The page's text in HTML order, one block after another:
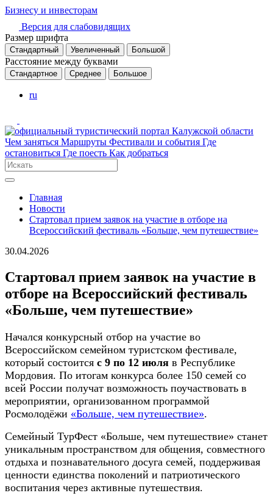
Бизнесу и инвесторам
Версия для слабовидящих
Размер шрифта
Стандартный Увеличенный Большой
Расстояние между буквами
Стандартное Среднее Большое
ru
Чем заняться Маршруты Фестивали и события Где
остановиться Где поесть Как добраться
Главная
Новости
Стартовал прием заявок на участие в отборе на
Всероссийский фестиваль «Больше, чем путешествие»
30.04.2026
Стартовал прием заявок на участие в
отборе на Всероссийский фестиваль
«Больше, чем путешествие»
Начался конкурсный отбор на участие во
Всероссийском семейном туристском фестивале,
который состоится с 9 по 12 июля в Республике
Мордовия. По итогам конкурса более 150 семей со
всей России получат возможность поучаствовать в
мероприятии, организованном программой
Росмолодёжи «Больше, чем путешествие».
Семейный ТурФест «Больше, чем путешествие» станет
уникальным пространством для общения, совместного
отдыха и познавательного досуга семей, поддерживая
ценности единства поколений и патриотического
воспитания через активные путешествия.